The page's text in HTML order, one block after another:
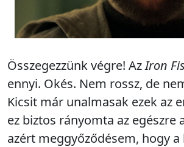
Összegezzünk végre! AzIron
ennyi. Okés. Nem rossz, de
Kicsit már unalmasak ezek az
ez biztos rányomta az egészre
azért meggyőződésem, hogy